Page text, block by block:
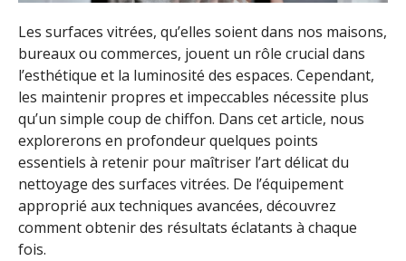
Les surfaces vitrées, qu’elles soient dans nos maisons,
bureaux ou commerces, jouent un rôle crucial dans
l’esthétique et la luminosité des espaces. Cependant,
les maintenir propres et impeccables nécessite plus
qu’un simple coup de chiffon. Dans cet article, nous
explorerons en profondeur quelques points
essentiels à retenir pour maîtriser l’art délicat du
nettoyage des surfaces vitrées. De l’équipement
approprié aux techniques avancées, découvrez
comment obtenir des résultats éclatants à chaque
fois.